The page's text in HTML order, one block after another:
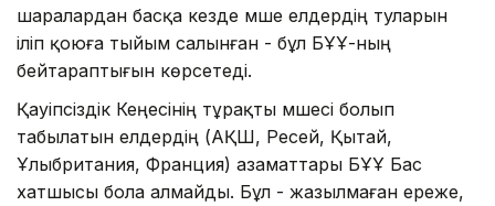
шаралардан басқа кезде мүше елдердің туларын
іліп қоюға тыйым салынған - бұл БҰҰ-ның
бейтараптығын көрсетеді.
Қауіпсіздік Кеңесінің тұрақты мүшесі болып
табылатын елдердің (АҚШ, Ресей, Қытай,
Ұлыбритания, Франция) азаматтары БҰҰ Бас
хатшысы бола алмайды. Бұл - жазылмаған ереже,